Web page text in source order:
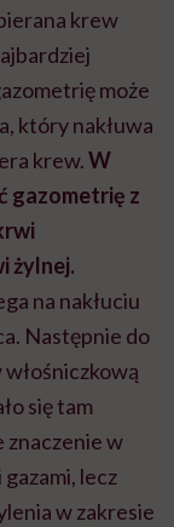
krew
może
który nakłuwa
krew.W
gazometrię z
żylnej.
na nakłuciu
Następnie do
się tam
znaczenie w
lecz
w zakresie